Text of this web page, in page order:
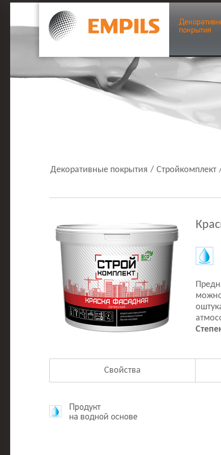
покрытия
Декоративные покрытия / Стройкомплект
Свойства
Продукт
на водной основе